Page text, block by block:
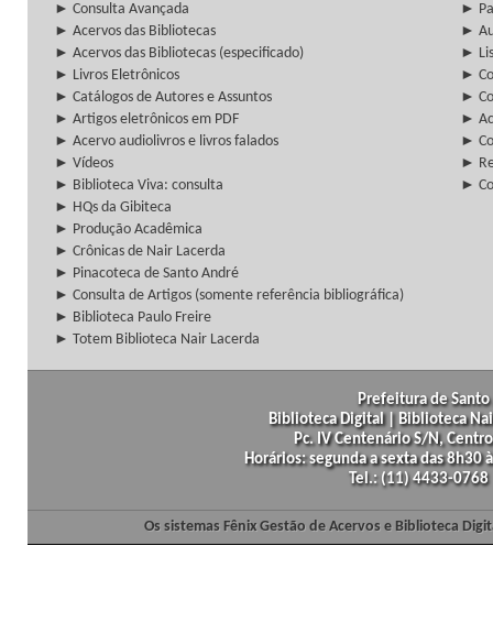
► Consulta Avançada
►
► Acervos das Bibliotecas
►
► Acervos das Bibliotecas (especificado)
►
► Livros Eletrônicos
►
► Catálogos de Autores e Assuntos
►
► Artigos eletrônicos em PDF
►
► Acervo audiolivros e livros falados
►
► Vídeos
►
► Biblioteca Viva: consulta
►
► HQs da Gibiteca
► Produção Acadêmica
► Crônicas de Nair Lacerda
► Pinacoteca de Santo André
► Consulta de Artigos (somente referência bibliográfica)
► Biblioteca Paulo Freire
► Totem Biblioteca Nair Lacerda
Prefeitura de
Biblioteca Digital | Biblioteca
Pc. IV Centenário S/N,
Horários: segunda a sexta das
Tel.: (11) 4433-
Os sistemas Fênix Gestão de Acervos e Biblioteca